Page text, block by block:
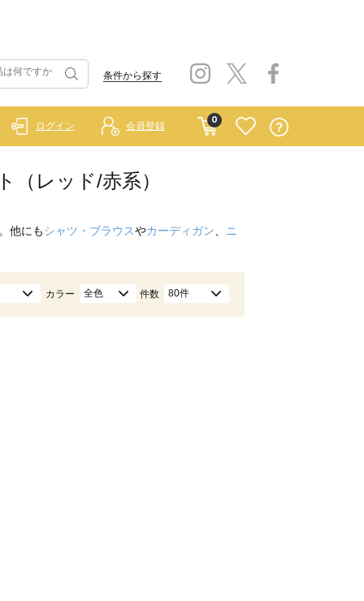
条件から探す
0
ログイン 会員登録
（レッド/赤系）
他にもシャツ・ブラウスやカーディガン
ニ
カラー 全色 件数 80件